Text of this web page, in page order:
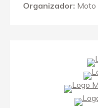
Organizador: Moto